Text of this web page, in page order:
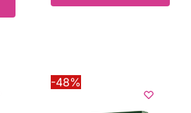
-48%